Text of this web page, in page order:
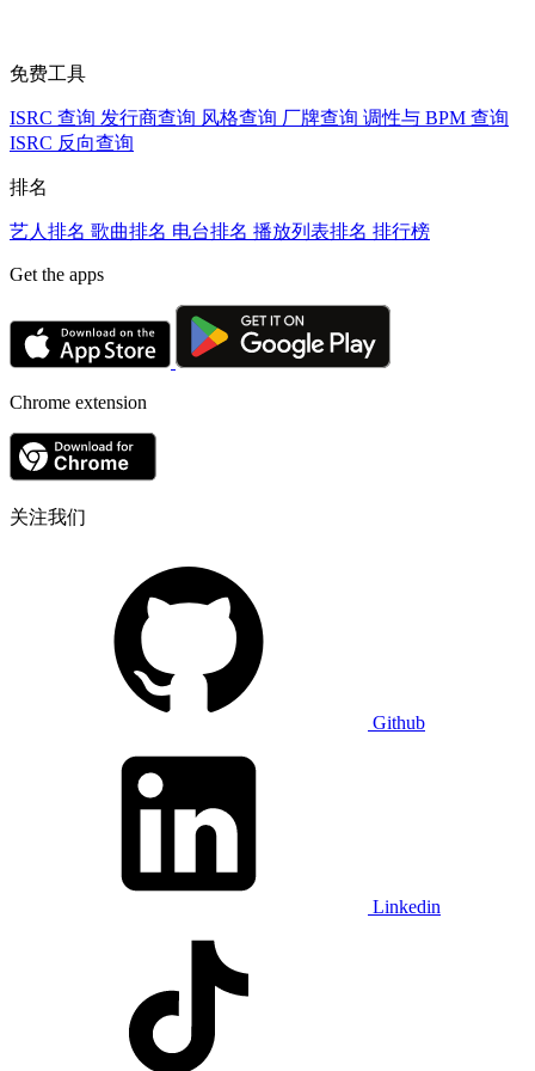
免费工具
ISRC 查询 发行商查询 风格查询 厂牌查询 调性与 BPM 查询
ISRC 反向查询
排名
艺人排名 歌曲排名 电台排名 播放列表排名 排行榜
Get the apps
Chrome extension
关注我们
Github
Linkedin